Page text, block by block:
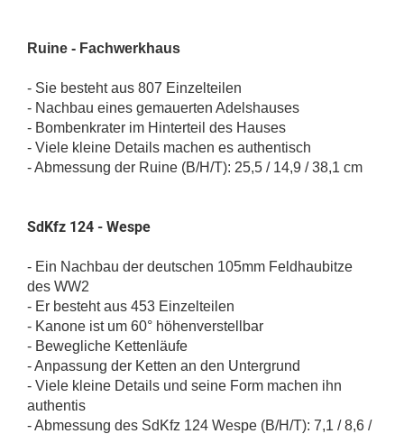
Ruine - Fachwerkhaus
- Sie besteht aus 807 Einzelteilen
- Nachbau eines gemauerten Adelshauses
- Bombenkrater im Hinterteil des Hauses
- Viele kleine Details machen es authentisch
- Abmessung der Ruine (B/H/T): 25,5 / 14,9 / 38,1 cm
SdKfz 124 - Wespe
- Ein Nachbau der deutschen 105mm Feldhaubitze
des WW2
- Er besteht aus 453 Einzelteilen
- Kanone ist um 60° höhenverstellbar
- Bewegliche Kettenläufe
- Anpassung der Ketten an den Untergrund
- Viele kleine Details und seine Form machen ihn
authentis
- Abmessung des SdKfz 124 Wespe (B/H/T): 7,1 / 8,6 /